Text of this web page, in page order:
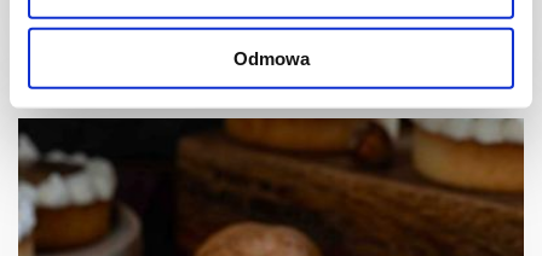
Odmowa